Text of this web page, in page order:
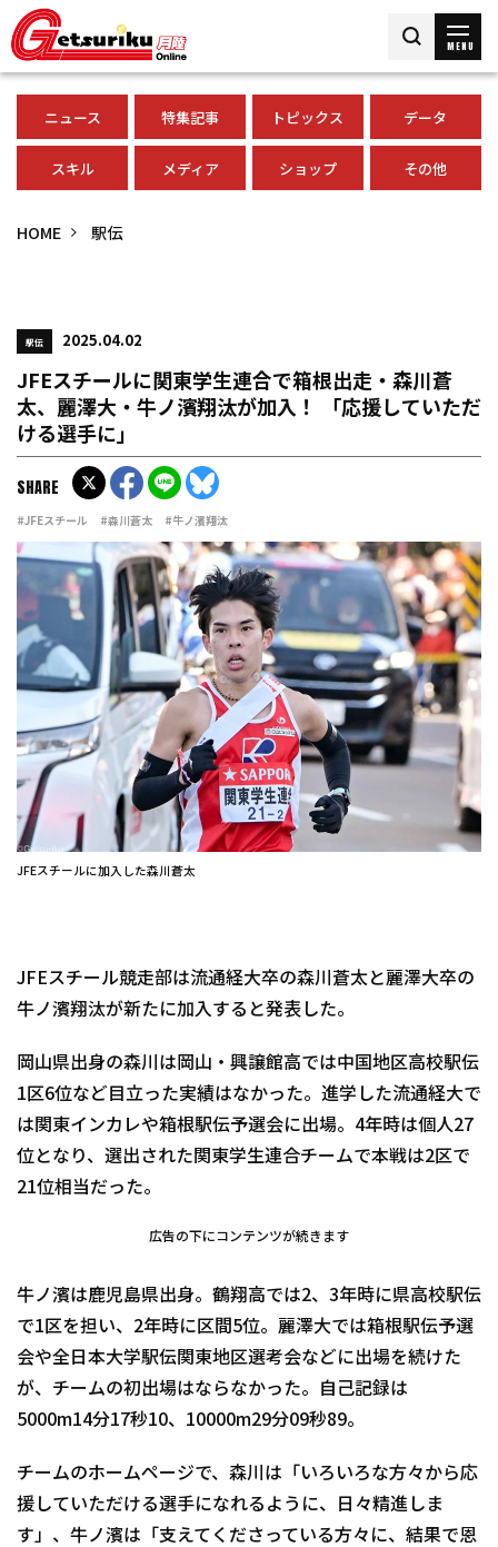
MENU
ニュース 特集記事 トピックス データ
スキル メディア ショップ その他
HOME 駅伝
駅伝 2025.04.02
JFEスチールに関東学生連合で箱根出走・森川蒼
太、麗澤大・牛ノ濱翔汰が加入！ 「応援していただ
ける選手に」
#JFEスチール #森川蒼太 #牛ノ濱翔汰
SHARE
JFEスチールに加入した森川蒼太
JFEスチール競走部は流通経大卒の森川蒼太と麗澤大卒の
牛ノ濱翔汰が新たに加入すると発表した。
岡山県出身の森川は岡山・興譲館高では中国地区高校駅伝
1区6位など目立った実績はなかった。進学した流通経大で
は関東インカレや箱根駅伝予選会に出場。4年時は個人27
位となり、選出された関東学生連合チームで本戦は2区で
21位相当だった。
広告の下にコンテンツが続きます
牛ノ濱は鹿児島県出身。鶴翔高では2、3年時に県高校駅伝
で1区を担い、2年時に区間5位。麗澤大では箱根駅伝予選
会や全日本大学駅伝関東地区選考会などに出場を続けた
が、チームの初出場はならなかった。自己記録は
5000m14分17秒10、10000m29分09秒89。
チームのホームページで、森川は「いろいろな方々から応
援していただける選手になれるように、日々精進しま
す」、牛ノ濱は「支えてくださっている方々に、結果で恩